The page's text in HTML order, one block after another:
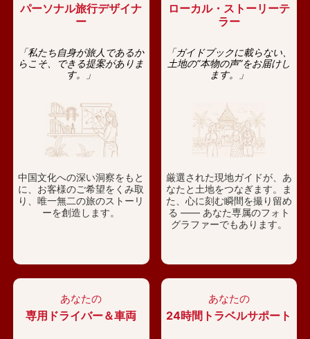
パーソナル旅行デザイナ
ー
「私たち自身が旅人であるか
らこそ、できる提案がありま
す。」
中国文化への深い洞察をもと
に、お客様のご希望をくみ取
り、唯一無二の旅のストーリ
ーを創造します。
ローカル・ストーリーテ
ラー
「ガイドブックに載らない、
土地の“本物の声”をお届けし
ます。」
厳選された現地ガイドが、あ
なたと土地をつなぎます。ま
た、心に刻む瞬間を撮り留め
る —— あなた専属のフォト
グラファーでもあります。
あなたの
専用ドライバー＆車両
あなたの
24時間トラベルサポート